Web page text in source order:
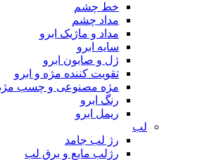
خط چشم
مداد چشم
مداد و ماژیک ابرو
سایه ابرو
ژل و صابون ابرو
تقویت کننده مژه و ابرو
مژه مصنوعی و چسب
رنگ ابرو
ریمل ابرو
لب
رژ لب جامد
رژلب مایع و برق لب